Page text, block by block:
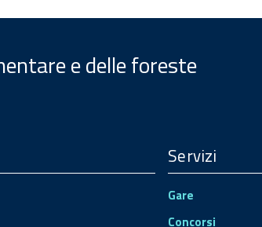
e delle foreste
Servizi
Gare
Concorsi